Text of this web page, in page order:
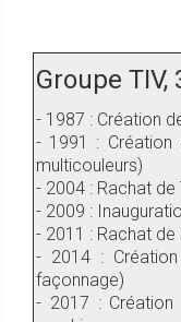
Groupe TIV,
- 1987 : Création
- 1991 : Création
multicouleurs)
- 2004 : Rachat de
- 2009 :
- 2011 : Rachat
- 2014 : Création
façonnage)
- 2017 : Création